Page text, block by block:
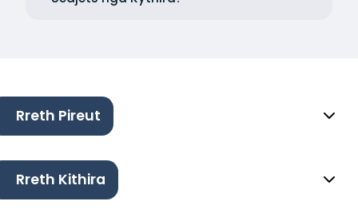
Rreth Pireut
Rreth Kithira